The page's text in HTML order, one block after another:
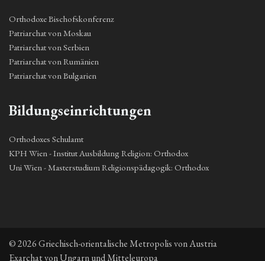
Orthodoxe Bischofskonferenz
Patriarchat von Moskau
Patriarchat von Serbien
Patriarchat von Rumänien
Patriarchat von Bulgarien
Bildungseinrichtungen
Orthodoxes Schulamt
KPH Wien - Institut Ausbildung Religion: Orthodox
Uni Wien - Masterstudium Religionspädagogik: Orthodox
© 2026 Griechisch-orientalische Metropolis von Austria
Exarchat von Ungarn und Mitteleuropa